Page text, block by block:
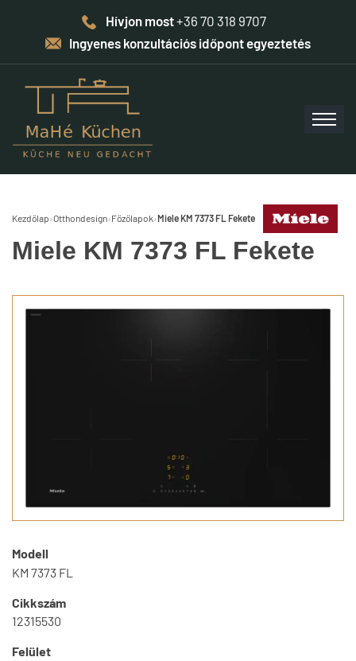
Hívjon most+36 70 318 9707
Ingyenes konzultációs időpont egyeztetés
Kezdőlap›Otthondesign› Főzőlapok›Miele KM 7373 FL Fekete
Miele KM 7373 FL Fekete
Modell
KM 7373 FL
Cikkszám
12315530
Felület